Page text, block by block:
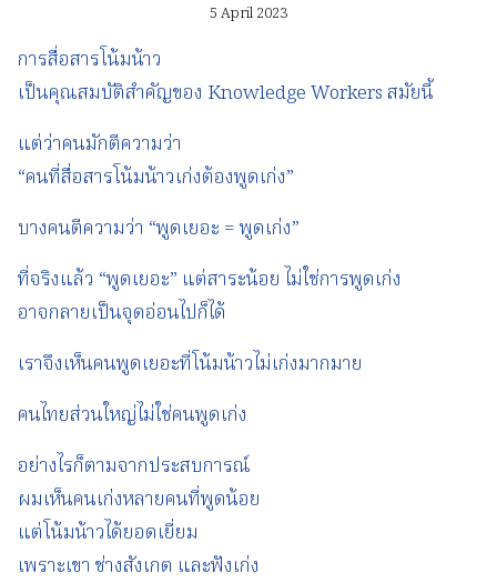
5 April 2023
การสื่อสารโน้มน้าว
เป็นคุณสมบัติสำคัญของ Knowledge Workers สมัยนี้
แต่ว่าคนมักตีความว่า
“คนที่สื่อสารโน้มน้าวเก่งต้องพูดเก่ง”
บางคนตีความว่า “พูดเยอะ = พูดเก่ง”
ที่จริงแล้ว “พูดเยอะ” แต่สาระน้อย ไม่ใช่การพูดเก่ง
อาจกลายเป็นจุดอ่อนไปก็ได้
เราจึงเห็นคนพูดเยอะที่โน้มน้าวไม่เก่งมากมาย
คนไทยส่วนใหญ่ไม่ใช่คนพูดเก่ง
อย่างไรก็ตามจากประสบการณ์
ผมเห็นคนเก่งหลายคนที่พูดน้อย
แต่โน้มน้าวได้ยอดเยี่ยม
เพราะเขา ช่างสังเกต และฟังเก่ง